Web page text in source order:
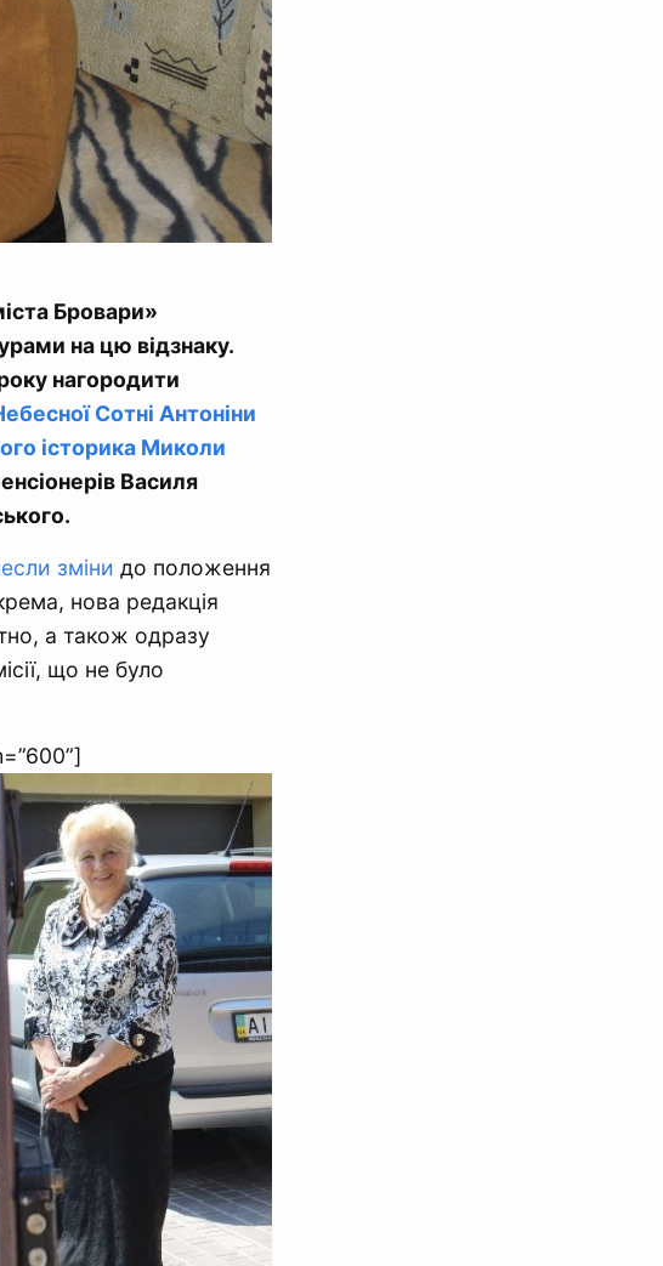
Бровари»
на цю відзнаку.
нагородити
Сотні Антоніни
історика Миколи
Василя
зміни до положення
нова редакція
а також одразу
що не було